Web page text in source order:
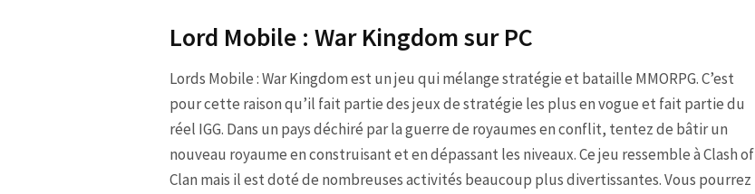
Lord Mobile : War Kingdom sur PC
Lords Mobile : War Kingdom est un jeu qui mélange stratégie et bataille MMORPG. C’est
pour cette raison qu’il fait partie des jeux de stratégie les plus en vogue et fait partie du
réel IGG. Dans un pays déchiré par la guerre de royaumes en conflit, tentez de bâtir un
nouveau royaume en construisant et en dépassant les niveaux. Ce jeu ressemble à Clash of
Clan mais il est doté de nombreuses activités beaucoup plus divertissantes. Vous pourrez